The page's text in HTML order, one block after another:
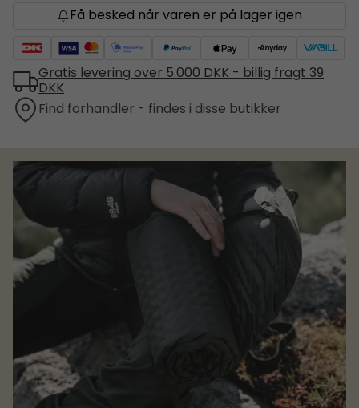
Få besked når varen er på lager igen
Gratis levering over 5.000 DKK - billig fragt 39
DKK
Find forhandler - findes i disse butikker